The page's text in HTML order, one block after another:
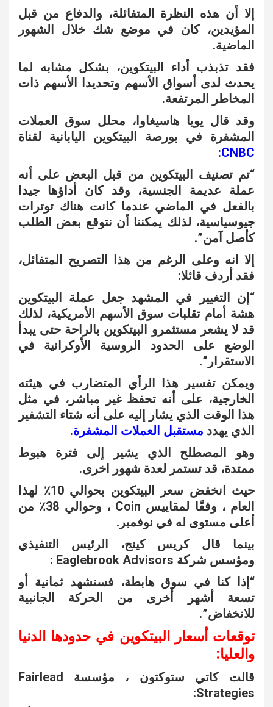
إلا أن هذه النظرة المتفائلة، والدفاع من قبل
المؤيدين، كان في موضع شك خلال الشهور
الماضية.
فقد تذبذب أداء البيتكوين، بشكل مشابه لما
يحدث لدى أسواق الأسهم وتحديدا الأسهم ذات
المخاطر المرتفعة.
وقد قال يويا هاسيغاوا، محلل سوق العملات
المشفرة في بورصة البيتكوين اليابانية لقناة
CNBC
:
“تم تصنيف البيتكوين من قبل البعض على أنه
عملة عديمة الجنسية، وقد كان أداؤها جيدا
بالفعل في الماضي عندما كانت هناك توترات
جيوسياسية، لذلك يمكننا أن نتوقع بعض الطلب
كأصل آمن”.
إلا انه وعلى الرغم من هذا التصريح المتفائل،
فقد أردف قائلا:
“إن التغيير في المشهد جعل عملة البيتكوين
هشة أمام تقلبات سوق الأسهم الأمريكية، لذلك
قد لا يشعر مستثمرو البيتكوين بالراحة حتى يبدأ
الوضع على الحدود الروسية الأوكرانية في
الاستقرار”.
ويمكن تفسير هذا الرأي المتضارب في هيئته
الخارجية، على أنه تحفظ غير مباشر، في مثل
هذا الوقت الذي يشار إليه على أنه شتاء التشفير
الذي يهدد مستقبل العملات المشفرة.
وهو المصطلح الذي يشير إلى فترة هبوط
ممتدة، قد تستمر لعدة شهور اخرى.
حيث انخفض سعر البيتكوين بحوالي 10٪ لهذا
العام ، وفقًا لمقاييس Coin ، وحوالي 38٪ من
أعلى مستوى له في نوفمبر.
بينما قال كريس كينج، الرئيس التنفيذي
ومؤسس شركة Eaglebrook Advisors :
“إذا كنا في سوق هابطة، فسنشهد ثمانية أو
تسعة أشهر أخرى من الحركة الجانبية
للانخفاض”.
توقعات أسعار البيتكوين في حدودها الدنيا
والعليا:
قالت كاتي ستوكتون ، مؤسسة Fairlead
Strategies: